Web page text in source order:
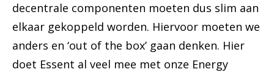
decentrale componenten moeten dus slim aan
elkaar gekoppeld worden. Hiervoor moeten we
anders en ‘out of the box’ gaan denken. Hier
doet Essent al veel mee met onze Energy